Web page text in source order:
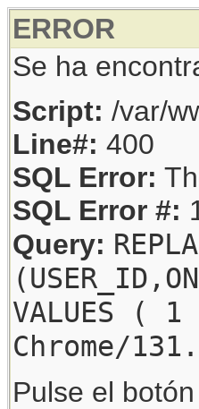
ERROR
Se ha
Script: /var/
Line#: 400
SQL Error:
SQL Error #:
Query:
VALUES
Chrome/
Pulse el